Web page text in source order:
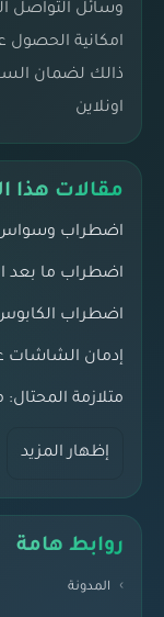
وسائل التواصل
امكانية
ذالك لضمان
اونلاين
مقالات هذا
اضطراب وسواس
اضطراب ما بعد
اضطراب
إدمان الشاشات
متلازمة
إظهار المزيد
روابط هامة
المدونة